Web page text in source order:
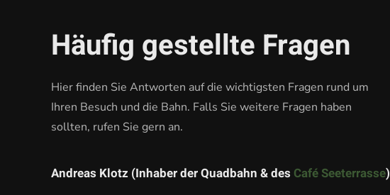
Häufig gestellte Fragen
Hier finden Sie Antworten auf die wichtigsten Fragen rund um
Ihren Besuch und die Bahn. Falls Sie weitere Fragen haben
sollten, rufen Sie gern an.
Andreas Klotz (Inhaber der Quadbahn & des Café Seeterrasse)